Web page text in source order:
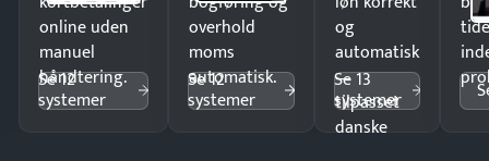
online uden
manuel
håndtering.
Se 12
systemer
overhold
moms
automatisk.
Se 12
systemer
og
automatisk
—
tilpasset
danske
Se 13
systemer